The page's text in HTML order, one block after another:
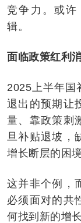
竞争力。或许
辑。
面临政策红利
2025上半年国
退出的预期让
量、靠政策刺
旦补贴退坡，
增长断层的困境
这并非个例，
必须面对的共
何找到新的增